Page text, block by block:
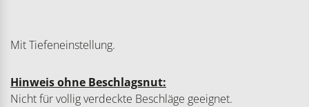
Mit Tiefeneinstellung.
Hinweis ohne Beschlagsnut:
Nicht für vollig verdeckte Beschläge geeignet.